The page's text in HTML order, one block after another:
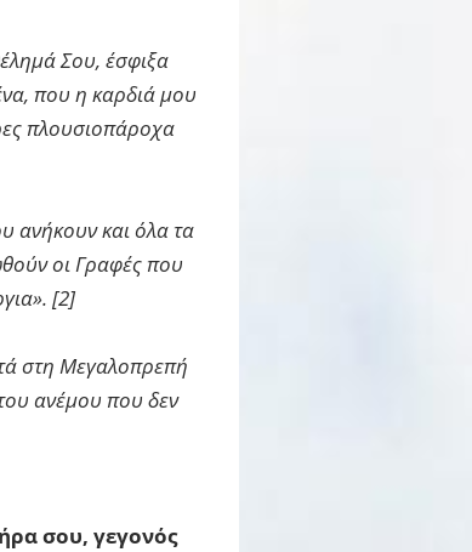
Σου, έσφιξα
που η καρδιά μου
πλουσιοπάροχα
ανήκουν και όλα τα
οι Γραφές που
[2]
στη Μεγαλοπρεπή
ανέμου που δεν
σου, γεγονός